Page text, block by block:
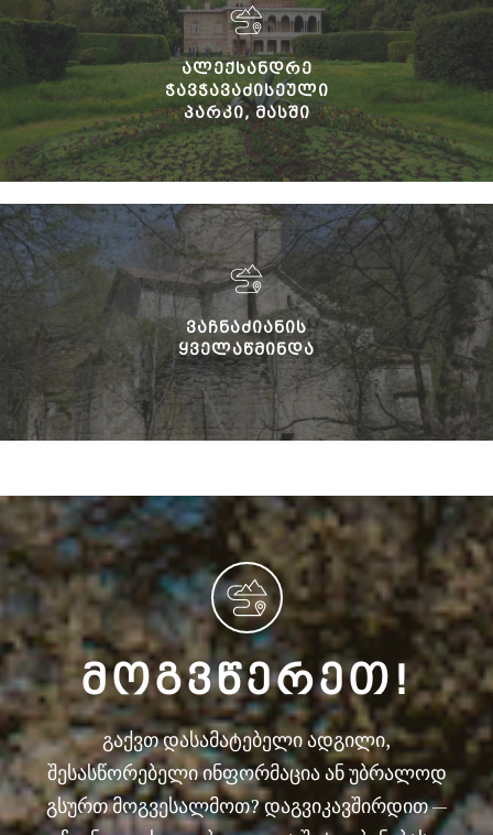
ᲐᲚᲔᲥᲡᲐᲜᲓᲠᲔ
ᲭᲐᲕᲭᲐᲕᲐᲫᲘᲡᲔᲣᲚᲘ
ᲞᲐᲠᲙᲘ, ᲛᲐᲡᲨᲘ
ᲒᲐᲜᲗᲐᲕᲡᲔᲑᲣᲚᲘ
ᲨᲔᲜᲝᲑᲐ-ᲜᲐᲒᲔᲑᲝᲑᲔᲑᲘ.
ᲕᲐᲩᲜᲐᲫᲘᲐᲜᲘᲡ
ᲧᲕᲔᲚᲐᲬᲛᲘᲜᲓᲐ
ᲛᲝᲒᲕᲬᲔᲠᲔᲗ!
გაქვთ დასამატებელი ადგილი,
შესასწორებელი ინფორმაცია ან უბრალოდ
გსურთ მოგვესალმოთ? დაგვიკავშირდით —